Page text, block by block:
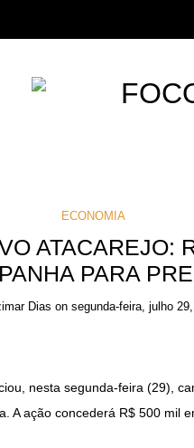
ECONOMIA
ATACAREJO:
PARA
Dias on segunda-feira, julho
nesta segunda-feira (29),
A ação concederá R$ 500 mil